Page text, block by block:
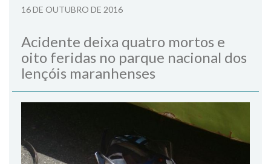
16 DE OUTUBRO DE 2016
Acidente deixa quatro mortos e
oito feridas no parque nacional dos
lençóis maranhenses